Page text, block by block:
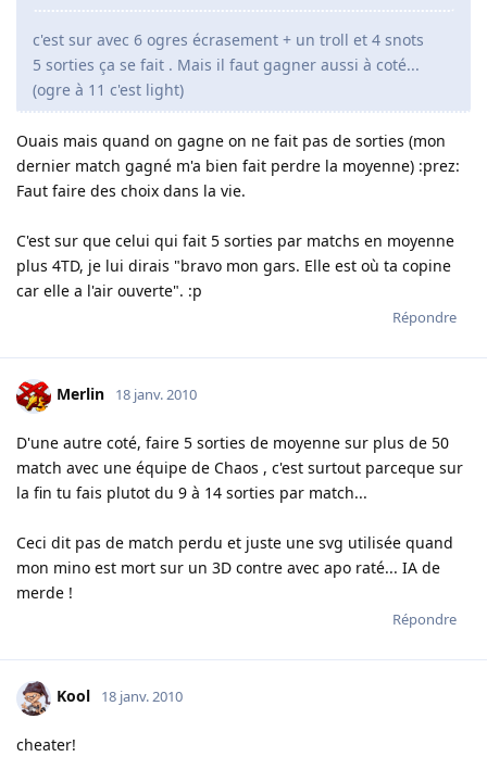
c'est sur avec 6 ogres écrasement + un troll et 4 snots
5 sorties ça se fait . Mais il faut gagner aussi à coté...
(ogre à 11 c'est light)
Ouais mais quand on gagne on ne fait pas de sorties (mon
dernier match gagné m'a bien fait perdre la moyenne) :prez:
Faut faire des choix dans la vie.
C'est sur que celui qui fait 5 sorties par matchs en moyenne
plus 4TD, je lui dirais "bravo mon gars. Elle est où ta copine
car elle a l'air ouverte". :p
Répondre
Merlin 18 janv. 2010
D'une autre coté, faire 5 sorties de moyenne sur plus de 50
match avec une équipe de Chaos , c'est surtout parceque sur
la fin tu fais plutot du 9 à 14 sorties par match...
Ceci dit pas de match perdu et juste une svg utilisée quand
mon mino est mort sur un 3D contre avec apo raté... IA de
merde !
Répondre
Kool 18 janv. 2010
cheater!